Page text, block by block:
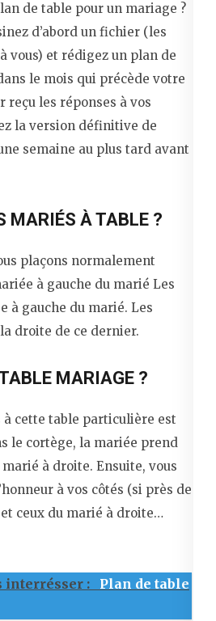
de table pour un mariage ?
d’abord un fichier (les
vous) et rédigez un plan de
le mois qui précède votre
reçu les réponses à vos
la version définitive de
semaine au plus tard avant
MARIÉS À TABLE ?
plaçons normalement
à gauche du marié Les
à gauche du marié. Les
droite de ce dernier.
MARIAGE ?
à cette table particulière est
le cortège, la mariée prend
à droite. Ensuite, vous
à vos côtés (si près de
ceux du marié à droite…
interrésser :
Plan de table